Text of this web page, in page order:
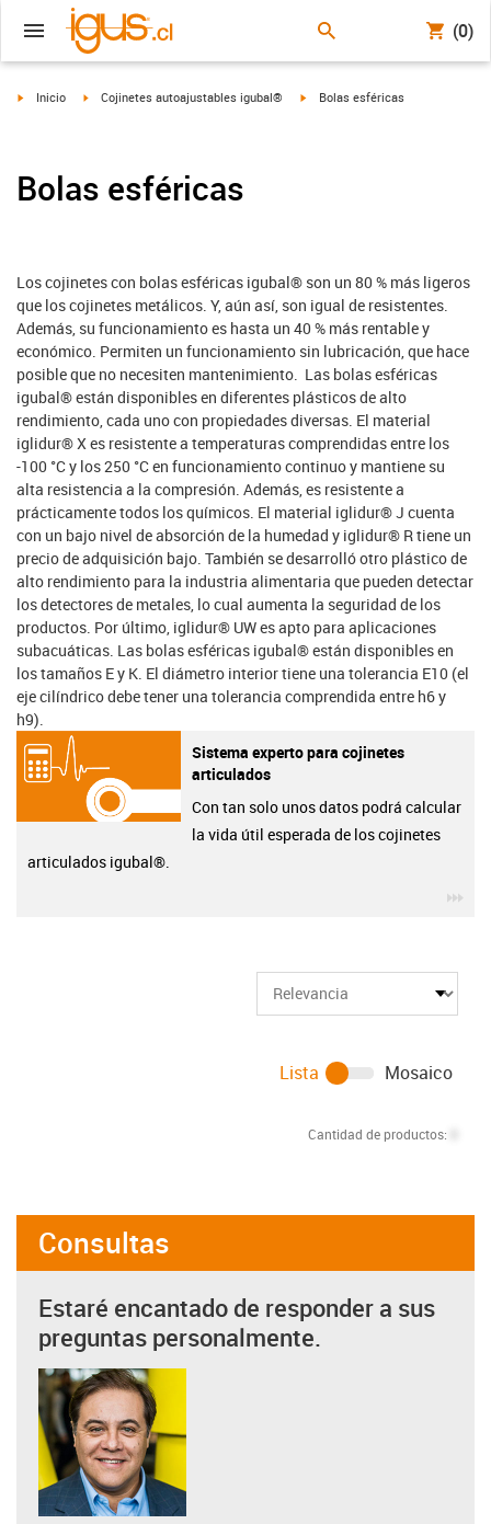
(0)
igus-icon-arrow-right
Inicio igus-icon-arrow-right
Cojinetes autoajustables igubal® igus-icon-arrow-right
Bolas esféricas
Bolas esféricas
Los cojinetes con bolas esféricas igubal® son un 80 % más ligeros
que los cojinetes metálicos. Y, aún así, son igual de resistentes.
Además, su funcionamiento es hasta un 40 % más rentable y
económico. Permiten un funcionamiento sin lubricación, que hace
posible que no necesiten mantenimiento. Las bolas esféricas
igubal® están disponibles en diferentes plásticos de alto
rendimiento, cada uno con propiedades diversas. El material
iglidur® X es resistente a temperaturas comprendidas entre los
-100 °C y los 250 °C en funcionamiento continuo y mantiene su
alta resistencia a la compresión. Además, es resistente a
prácticamente todos los químicos. El material iglidur® J cuenta
con un bajo nivel de absorción de la humedad y iglidur® R tiene un
precio de adquisición bajo. También se desarrolló otro plástico de
alto rendimiento para la industria alimentaria que pueden detectar
los detectores de metales, lo cual aumenta la seguridad de los
productos. Por último, iglidur® UW es apto para aplicaciones
subacuáticas. Las bolas esféricas igubal® están disponibles en
los tamaños E y K. El diámetro interior tiene una tolerancia E10 (el
eje cilíndrico debe tener una tolerancia comprendida entre h6 y
h9).
Sistema experto para cojinetes
articulados
Con tan solo unos datos podrá calcular
la vida útil esperada de los cojinetes
articulados igubal®.
Cantidad de productos:
Lista Mosaico
Consultas
Estaré encantado de responder a sus
preguntas personalmente.